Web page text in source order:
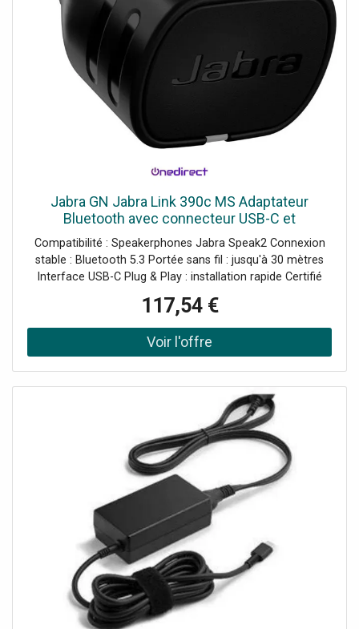
Jabra GN Jabra Link 390c MS Adaptateur
Bluetooth avec connecteur USB-C et
certification Microsoft Teams conçu pour offrir
une connexion stable entre votre PC
Compatibilité : Speakerphones Jabra Speak2 Connexion
stable : Bluetooth 5.3 Portée sans fil : jusqu'à 30 mètres
Interface USB-C Plug & Play : installation rapide Certifié
117,54 €